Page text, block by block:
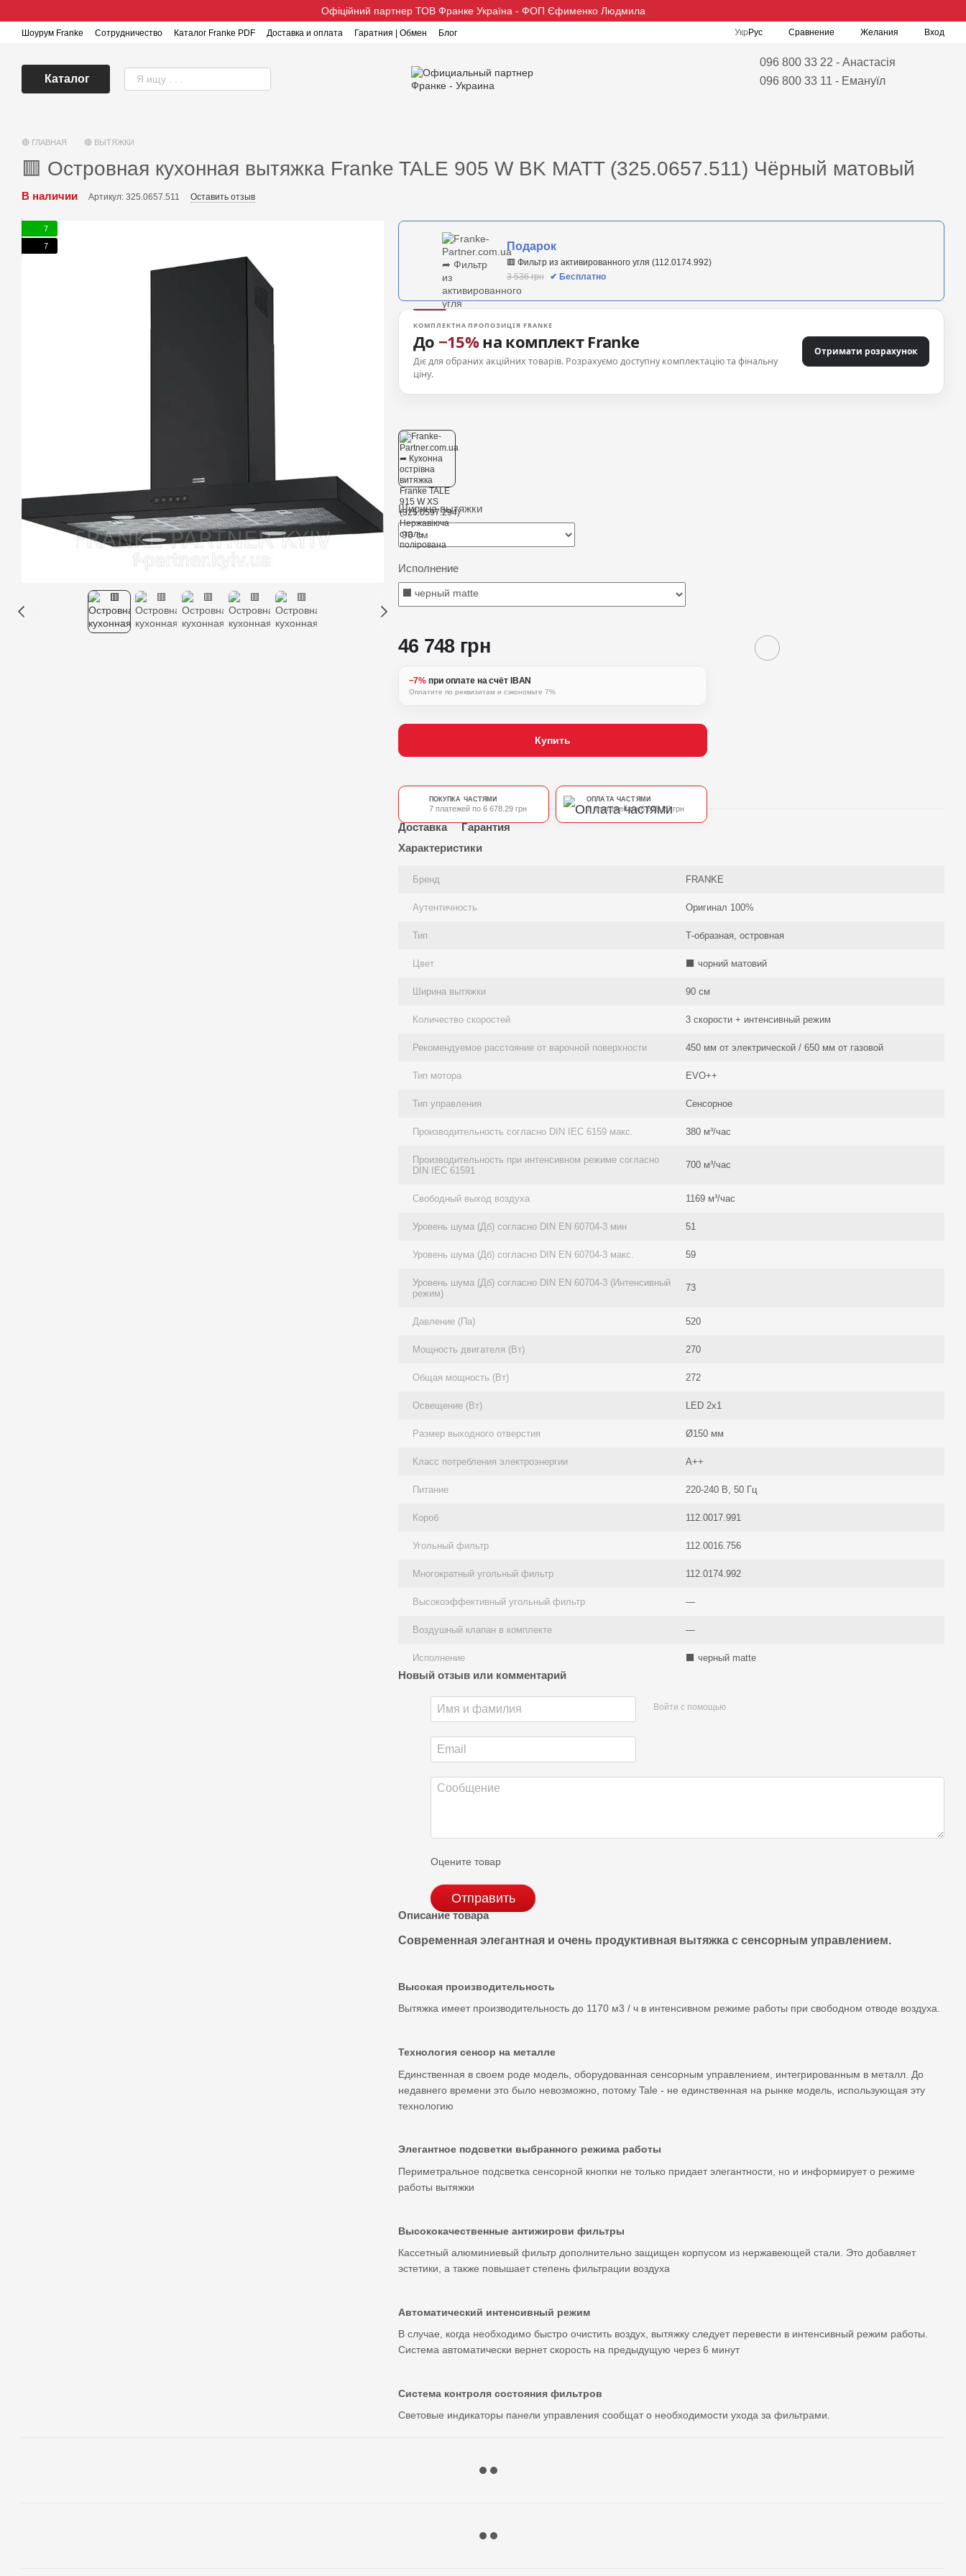
Офіційний партнер ТОВ Франке Україна - ФОП Єфименко Людмила
Шоурум Franke Сотрудничество Каталог Franke PDF Доставка и оплата Гаратния | Обмен Блог Укр Рус Сравнение Желания Вход
Каталог
096 800 33 22 - Анастасія
096 800 33 11 - Емануїл
🔴 ГЛАВНАЯ 🔴 ВЫТЯЖКИ
🟥 Островная кухонная вытяжка Franke TALE 905 W BK MATT (325.0657.511) Чёрный матовый
В наличии Артикул: 325.0657.511 Оставить отзыв
7
7
Подарок
🟥 Фильтр из активированного угля (112.0174.992)
3 536 грн
✔ Бесплатно
КОМПЛЕКТНА ПРОПОЗИЦІЯ FRANKE
До −15% на комплект Franke
Діє для обраних акційних товарів. Розрахуємо доступну комплектацію та фінальну
ціну.
Отримати розрахунок
Ширина вытяжки
Исполнение
46 748 грн
−7% при оплате на счёт IBAN
Оплатите по реквизитам и сэкономьте 7%
Купить
ПОКУПКА ЧАСТЯМИ
7 платежей по 6 678.29 грн
ОПЛАТА ЧАСТЯМИ
7 платежей по 6 678.29 грн
Доставка
Гарантия
Характеристики
Бренд FRANKE
Аутентичность Оригинал 100%
Тип Т-образная, островная
Цвет ⬛️ чорний матовий
Ширина вытяжки 90 см
Количество скоростей 3 скорости + интенсивный режим
Рекомендуемое расстояние от варочной поверхности 450 мм от электрической / 650 мм от газовой
Тип мотора EVO++
Тип управления Сенсорное
Производительность согласно DIN IEC 6159 макс. 380 м³/час
Производительность при интенсивном режиме согласно
DIN IEC 61591
700 м³/час
Свободный выход воздуха 1169 м³/час
Уровень шума (Дб) согласно DIN EN 60704-3 мин 51
Уровень шума (Дб) согласно DIN EN 60704-3 макс. 59
Уровень шума (Дб) согласно DIN EN 60704-3 (Интенсивный
режим)
73
Давление (Па) 520
Мощность двигателя (Вт) 270
Общая мощность (Вт) 272
Освещение (Вт) LED 2x1
Размер выходного отверстия Ø150 мм
Класс потребления электроэнергии A++
Питание 220-240 В, 50 Гц
Короб 112.0017.991
Угольный фильтр 112.0016.756
Многократный угольный фильтр 112.0174.992
Высокоэффективный угольный фильтр —
Воздушный клапан в комплекте —
Исполнение ⬛️ черный matte
Новый отзыв или комментарий
Войти с помощью
Оцените товар
Отправить
Описание товара
Современная элегантная и очень продуктивная вытяжка с сенсорным управлением.
Высокая производительность
Вытяжка имеет производительность до 1170 м3 / ч в интенсивном режиме работы при свободном отводе воздуха.
Технология сенсор на металле
Единственная в своем роде модель, оборудованная сенсорным управлением, интегрированным в металл. До
недавнего времени это было невозможно, потому Tale - не единственная на рынке модель, использующая эту
технологию
Элегантное подсветки выбранного режима работы
Периметральное подсветка сенсорной кнопки не только придает элегантности, но и информирует о режиме
работы вытяжки
Высококачественные антижирови фильтры
Кассетный алюминиевый фильтр дополнительно защищен корпусом из нержавеющей стали. Это добавляет
эстетики, а также повышает степень фильтрации воздуха
Автоматический интенсивный режим
В случае, когда необходимо быстро очистить воздух, вытяжку следует перевести в интенсивный режим работы.
Система автоматически вернет скорость на предыдущую через 6 минут
Система контроля состояния фильтров
Световые индикаторы панели управления сообщат о необходимости ухода за фильтрами.